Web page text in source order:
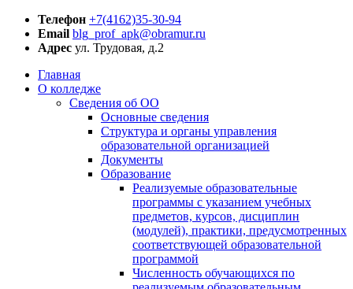
Телефон +7(4162)35-30-94
Email blg_prof_apk@obramur.ru
Адрес ул. Трудовая, д.2
Главная
О колледже
Сведения об ОО
Основные сведения
Структура и органы управления
образовательной организацией
Документы
Образование
Реализуемые образовательные
программы с указанием учебных
предметов, курсов, дисциплин
(модулей), практики, предусмотренных
соответствующей образовательной
программой
Численность обучающихся по